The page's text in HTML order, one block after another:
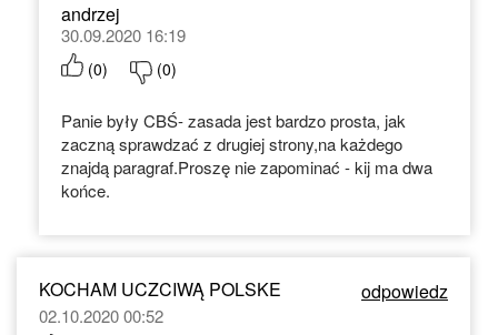
andrzej
30.09.2020 16:19
(0) (0)
Panie były CBŚ- zasada jest bardzo prosta, jak
zaczną sprawdzać z drugiej strony,na każdego
znajdą paragraf.Proszę nie zapominać - kij ma dwa
końce.
KOCHAM UCZCIWĄ POLSKE odpowiedz
02.10.2020 00:52